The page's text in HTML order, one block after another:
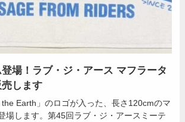
場！ラブ・ジ・アース マフラータ
します
Earth」のロゴが入った、長さ120cmのマ
場します。第45回ラブ・ジ・アースミーテ